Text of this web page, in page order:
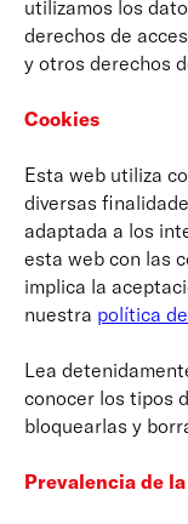
utilizamos los
derechos de
y otros derechos
Cookies
Esta web utiliza
diversas
adaptada a los
esta web con las
implica la
nuestra política
Lea
conocer los tipos
bloquearlas y
Prevalencia de